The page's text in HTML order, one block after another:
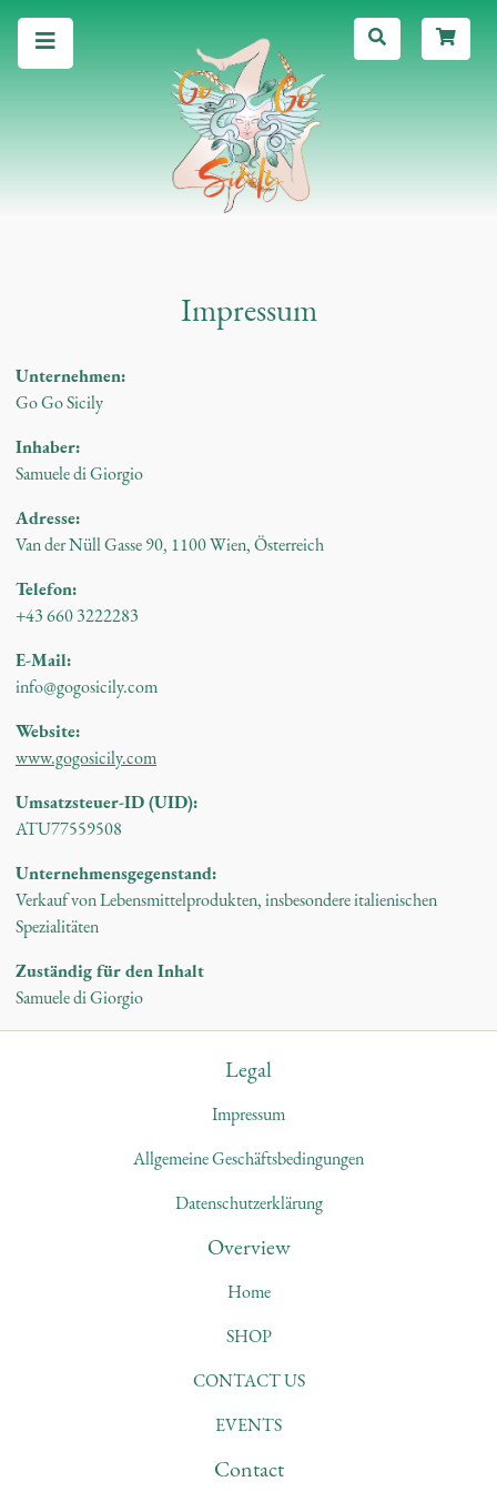
Impressum
Unternehmen:
Go Go Sicily
Inhaber:
Samuele di Giorgio
Adresse:
Van der Nüll Gasse 90, 1100 Wien, Österreich
Telefon:
+43 660 3222283
E-Mail:
info@gogosicily.com
Website:
www.gogosicily.com
Umsatzsteuer-ID (UID):
ATU77559508
Unternehmensgegenstand:
Verkauf von Lebensmittelprodukten, insbesondere italienischen
Spezialitäten
Zuständig für den Inhalt
Samuele di Giorgio
Legal
Impressum
Allgemeine Geschäftsbedingungen
Datenschutzerklärung
Overview
Home
SHOP
CONTACT US
EVENTS
Contact